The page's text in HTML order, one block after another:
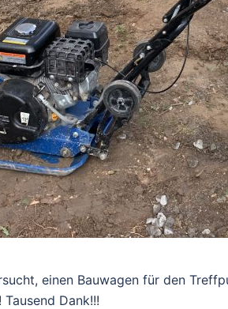
einen Bauwagen für den
Dank!!!